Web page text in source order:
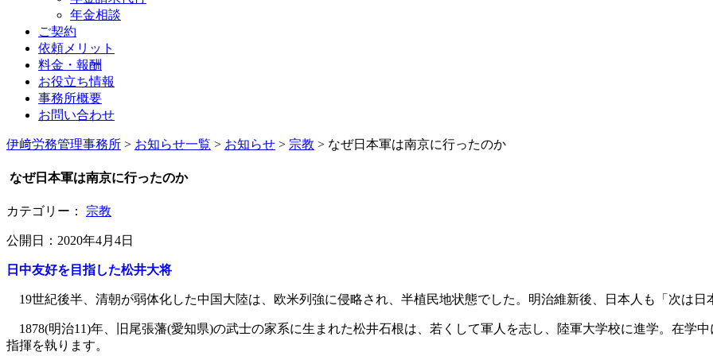
年金相談
ご契約
依頼メリット
料金・報酬
お役立ち情報
事務所概要
お問い合わせ
伊﨑労務管理事務所 > お知らせ一覧 > お知らせ > 宗教 > なぜ日本軍は南京に行ったのか
なぜ日本軍は南京に行ったのか
カテゴリー： 宗教
公開日：2020年4月4日
日中友好を目指した松井大将
19世紀後半、清朝が弱体化した中国大陸は、欧米列強に侵略され、半植民地状態でした。明治維新後、日本人も「次は日
1878(明治11)年、旧尾張藩(愛知県)の武士の家系に生まれた松井石根は、若くして軍人を志し、陸軍大学校に進学。在学
指揮を執ります。